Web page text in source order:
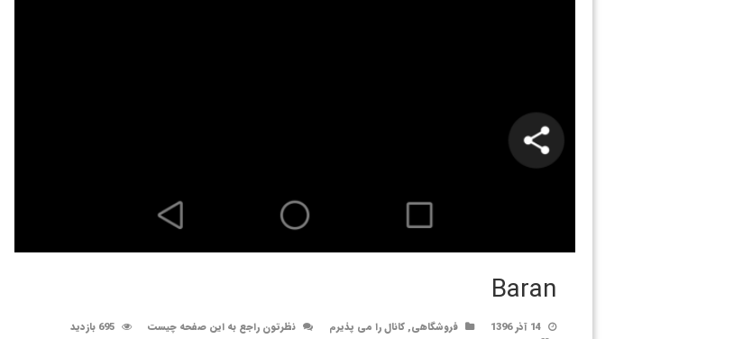
Baran
14 آذر 1396 فروشگاهی, کانال را می پذیرم نظرتون راجع به این صفحه چیست 695 بازدید